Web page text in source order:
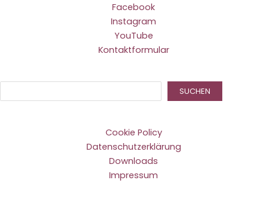
Facebook
Instagram
YouTube
Kontaktformular
SUCHEN
Cookie Policy
Datenschutzerklärung
Downloads
Impressum